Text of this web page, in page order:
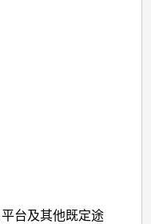
台及其他既定途